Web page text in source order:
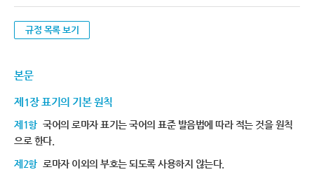
규정 목록 보기
본문
제1장 표기의 기본 원칙
제1항 국어의 로마자 표기는 국어의 표준 발음법에 따라 적는 것을 원칙
으로 한다.
제2항 로마자 이외의 부호는 되도록 사용하지 않는다.